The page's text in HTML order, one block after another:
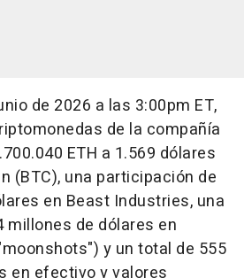
de 2026 a las 3:00pm ET,
de la compañía
ETH a 1.569 dólares
(BTC), una participación de
en Beast Industries, una
millones de dólares en
y un total de 555
en efectivo y valores